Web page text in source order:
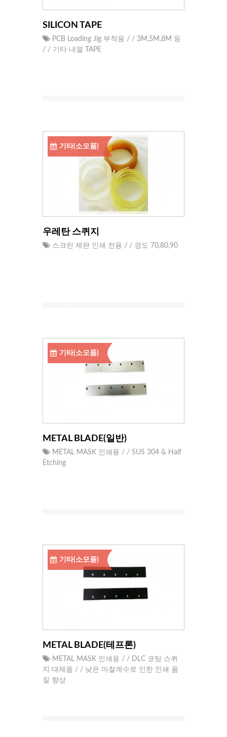
SILICON TAPE
PCB Loading Jig 부착용 / / 3M,5M,8M 등
/ / 기타 내열 TAPE
기타(소모품)
우레탄 스퀴지
스크린 제판 인쇄 전용 / / 경도 70,80,90
기타(소모품)
METAL BLADE(일반)
METAL MASK 인쇄용 / / SUS 304 & Half
Etching
기타(소모품)
METAL BLADE(테프론)
METAL MASK 인쇄용 / / DLC 코팅 스퀴
지 대체품 / / 낮은 마찰계수로 인한 인쇄 품
질 향상